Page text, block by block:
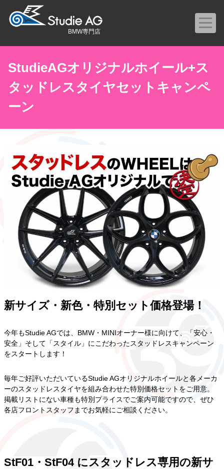
BMW専門店
StudieAGオリジナルホイール+ス
タッドレスタイヤセットキャンペ
ーン
新サイズ・ 新色・ 特別セット価格登場！
今年もStudie AGでは、BMW・MINIオーナー様に向けて、「安心・
安全」そして「スタイル」にこだわったスタッドレスキャンペーン
をスタートします！
毎年ご好評いただいているStudie AGオリジナルホイールと各メーカ
ーのスタッドレスタイヤを組み合わせた特別価格セットをご用意。
掲載リストにない車種も特別プライスでご案内可能ですので、ぜひ
各店フロントスタッフまでお気軽にご相談ください。
StF01・StF04 にスタッドレス専用の新サ